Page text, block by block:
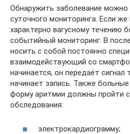
Обнаружить заболевание
суточного мониторинга. Если
характерно вагусному течению
событийный мониторинг. В
носить с собой постоянно
взаимодействующий со
начинается, он передаёт сигнал
начинает запись. Также
форму аритмии должны пройти
обследования:
электрокардиограмму;